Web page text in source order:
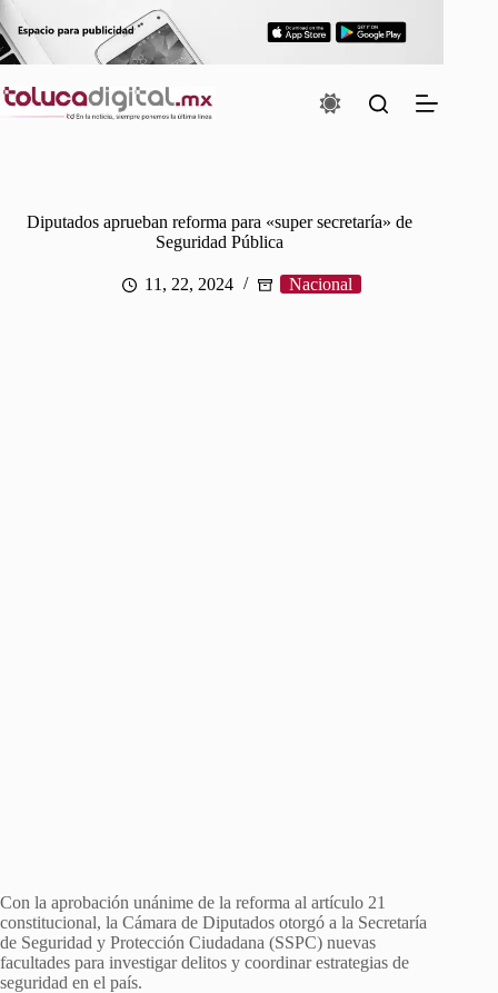
Saltar
al
contenido
Diputados aprueban reforma para «super secretaría» de
Seguridad Pública
11, 22, 2024 Nacional
Con la aprobación unánime de la reforma al artículo 21
constitucional, la Cámara de Diputados otorgó a la Secretaría
de Seguridad y Protección Ciudadana (SSPC) nuevas
facultades para investigar delitos y coordinar estrategias de
seguridad en el país.